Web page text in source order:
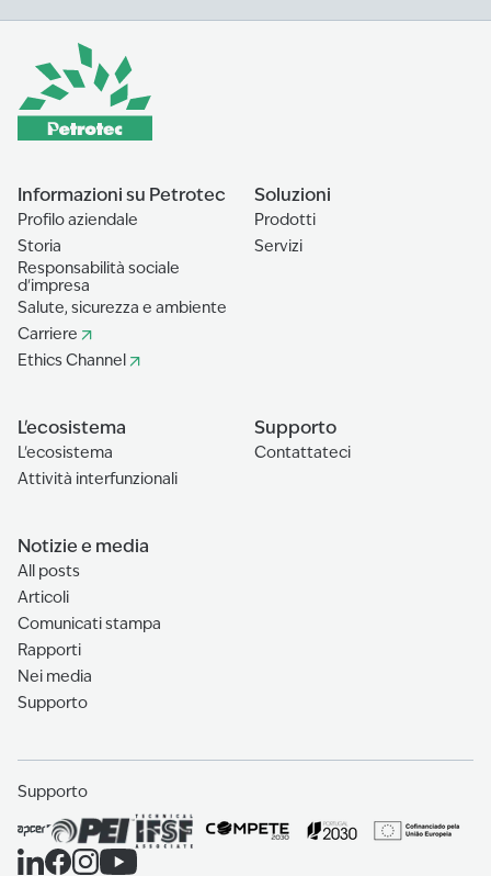
Informazioni su Petrotec
Profilo aziendale
Storia
Responsabilità sociale
d'impresa
Salute, sicurezza e ambiente
Carriere
Ethics Channel
Soluzioni
Prodotti
Servizi
L'ecosistema
L'ecosistema
Attività interfunzionali
Supporto
Contattateci
Notizie e media
All posts
Articoli
Comunicati stampa
Rapporti
Nei media
Supporto
Supporto